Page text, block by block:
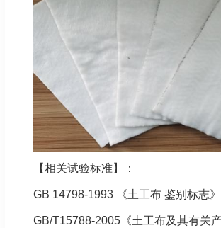
【相关试验标准】：
GB 14798-1993 《土工布 鉴别标志》
GB/T15788-2005《土工布及其有关